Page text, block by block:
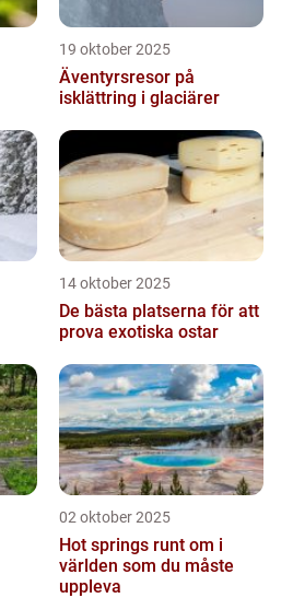
19 oktober 2025
Äventyrsresor på
isklättring i glaciärer
14 oktober 2025
De bästa platserna för att
prova exotiska ostar
02 oktober 2025
Hot springs runt om i
världen som du måste
uppleva